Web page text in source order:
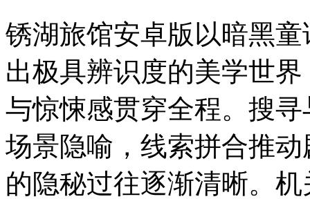
锈湖旅馆安卓版以暗黑
出极具辨识度的美学世
与惊悚感贯穿全程。搜
场景隐喻，线索拼合推
的隐秘过往逐渐清晰。